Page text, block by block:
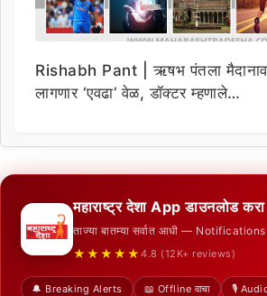
Rishabh Pant | ऋषभ पंतला मैदानावर
लागणार ‘एवढा’ वेळ, डॉक्टर म्हणाले…
महाराष्ट्र देशा App डाउनलोड करा
ताज्या बातम्या सर्वात आधी —
★★★★★ 4.8 (12K+ reviews)
🔔 Breaking Alerts 📖 Offline वाचा
🎙️